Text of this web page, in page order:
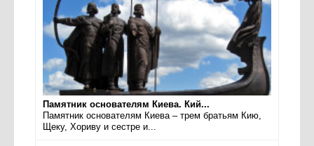
Памятник основателям Киева. Кий...
Памятник основателям Киева – трем братьям Кию,
Щеку, Хориву и сестре и...